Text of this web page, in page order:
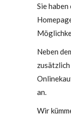
Sie
Neben
an.
Wir